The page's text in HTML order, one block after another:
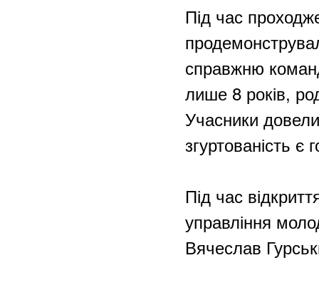
Під час
справжню
лише 8 років,
Учасники
згуртованість є
Під час
управління
Вячеслав